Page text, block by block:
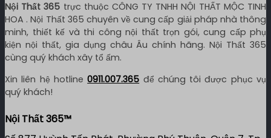
Nội Thất 365 trực thuộc CÔNG TY TNHH NỘI THẤT MỘC TINH
HOA . Nội Thất 365 chuyên về cung cấp giải pháp nhà thông
minh, thiết kế và thi công nội thất trọn gói, cung cấp phụ
kiện nội thất, gia dụng châu Âu chính hãng. Nội Thất 365
cùng quý khách xây tổ ấm.
Xin liên hệ hotline0911.007.365 để chúng tôi được phục vụ
quý khách!
Nội Thất 365™